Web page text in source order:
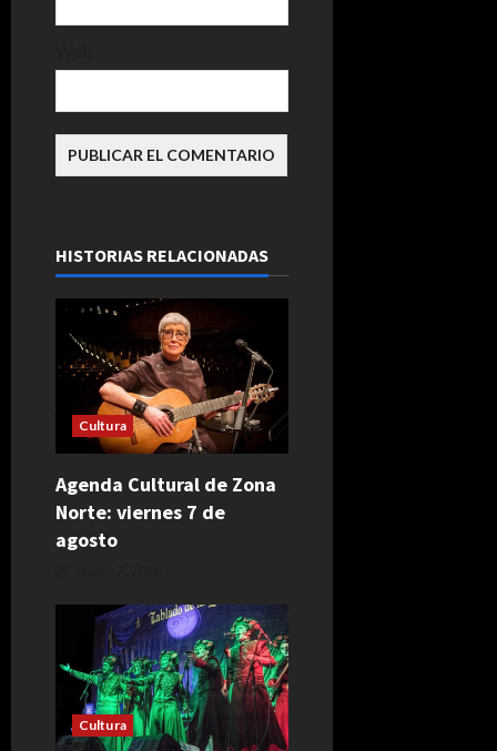
HISTORIAS RELACIONADAS
Cultura
Agenda Cultural de Zona
Norte: viernes 7 de
agosto
Cultura